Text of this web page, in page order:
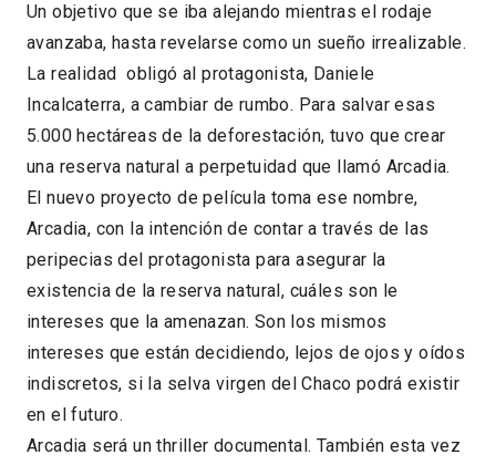
Un objetivo que se iba alejando mientras el rodaje
avanzaba, hasta revelarse como un sueño irrealizable.
La realidad obligó al protagonista, Daniele
Incalcaterra, a cambiar de rumbo. Para salvar esas
5.000 hectáreas de la deforestación, tuvo que crear
una reserva natural a perpetuidad que llamó Arcadia.
El nuevo proyecto de película toma ese nombre,
Arcadia, con la intención de contar a través de las
peripecias del protagonista para asegurar la
existencia de la reserva natural, cuáles son le
intereses que la amenazan. Son los mismos
intereses que están decidiendo, lejos de ojos y oídos
indiscretos, si la selva virgen del Chaco podrá existir
en el futuro.
Arcadia será un thriller documental. También esta vez